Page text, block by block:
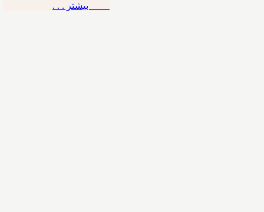
بیشتر . . .